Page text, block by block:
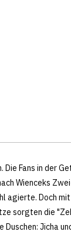
Die Fans in der
Wienceks
agierte. Doch
sorgten die
Jicha